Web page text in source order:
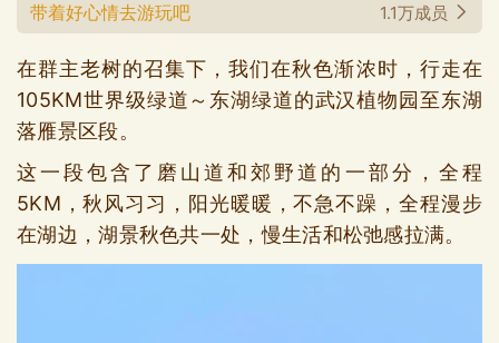
带着好心情去游玩吧 1.1万成员
在群主老树的召集下，我们在秋色渐浓时，行走在
105KM世界级绿道～东湖绿道的武汉植物园至东湖
落雁景区段。
这一段包含了磨山道和郊野道的一部分，全程
5KM，秋风习习，阳光暖暖，不急不躁，全程漫步
在湖边，湖景秋色共一处，慢生活和松弛感拉满。